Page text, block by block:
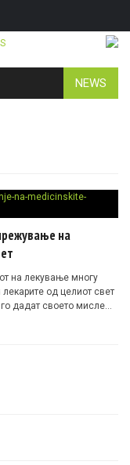
NEWS
на
на лекување многу
од целиот свет
дадат своето мислење